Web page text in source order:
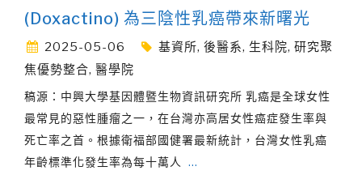
(Doxactino) 為三陰性乳癌帶來新曙光
2025-05-06 基資所, 後醫系, 生科院, 研究聚
焦優勢整合, 醫學院
稿源：中興大學基因體暨生物資訊研究所 乳癌是全球女性
最常見的惡性腫瘤之一，在台灣亦高居女性癌症發生率與
死亡率之首。根據衛福部國健署最新統計，台灣女性乳癌
年齡標準化發生率為每十萬人 …